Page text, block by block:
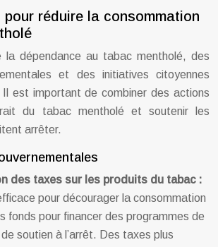
réduire la consommation
la dépendance au tabac mentholé, des
et des initiatives citoyennes
est important de combiner des actions
du tabac mentholé et soutenir les
arrêter.
des taxes sur les produits du tabac :
pour décourager la consommation
fonds pour financer des programmes de
soutien à l’arrêt. Des taxes plus